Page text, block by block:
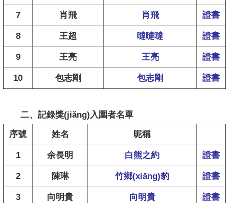
7 肖飛 肖飛 證書
8 王超 噠噠噠 證書
9 王亮 王亮 證書
10 包志剛 包志剛 證書
二、記錄獎(jiǎng)入圍者名單
序號
姓名 昵稱
1 余長明 白熊之約 證書
2 陳琳 竹鄉(xiāng)豹 證書
3 向明貴 向明貴 證書